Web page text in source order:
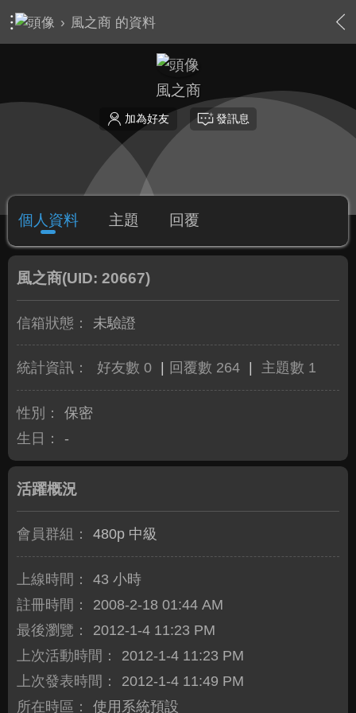
› 風之商 的資料
風之商
加為好友 發訊息
個人資料 主題 回覆
風之商(UID: 20667)
信箱狀態： 未驗證
統計資訊： 好友數 0 回覆數 264 主題數 1
性別：
保密
生日：
-
活躍概況
會員群組： 480p 中級
上線時間：
43 小時
註冊時間：
2008-2-18 01:44 AM
最後瀏覽：
2012-1-4 11:23 PM
上次活動時間：
2012-1-4 11:23 PM
上次發表時間：
2012-1-4 11:49 PM
所在時區：
使用系統預設